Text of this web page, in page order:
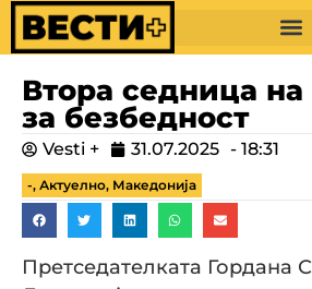
Втора седница на
за безбедност
Vesti + 31.07.2025 - 18:31
-, Актуелно, Македонија
Претседателката Гордана